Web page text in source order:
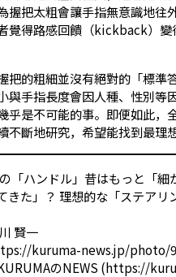
握把太粗會讓手指無意識地往
覺得路感回饋（kickback）變
把的粗細並沒有絕對的「標準
與手指長度會因人種、性別等
乎是不可能的事。即便如此，
不斷地研究，希望能找到最理
「ハンドル」昔はもっと「細
きた」？ 理想的な「ステアリ
賢一
kuruma-news.jp/photo/
のNEWS (https://